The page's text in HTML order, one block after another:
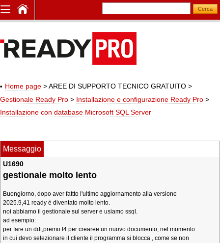
Home page > AREE DI SUPPORTO TECNICO GRATUITO >
Gestionale Ready Pro > Installazione e configurazione Ready Pro >
Installazione con database Microsoft SQL Server
Messaggio
U1690
gestionale molto lento
Buongiorno, dopo aver fattto l'ultimo aggiornamento alla versione
2025.9,41 ready è diventato molto lento.
noi abbiamo il gestionale sul server e usiamo ssql.
ad esempio:
per fare un ddt,premo f4 per crearee un nuovo documento, nel momento
in cui devo selezionare il cliente il programma si blocca , come se non